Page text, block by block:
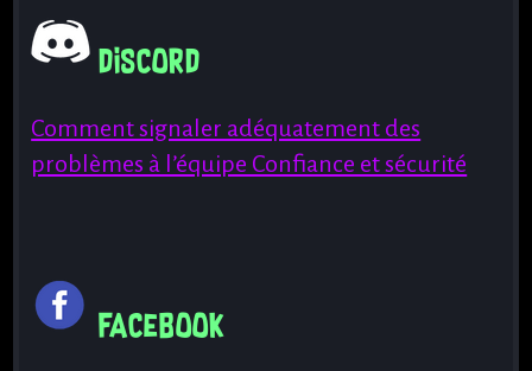
Discord
Comment signaler adéquatement des
problèmes à l’équipe Confiance et sécurité
Facebook